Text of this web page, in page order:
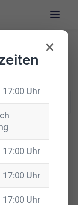
for. Perhaps
moderne
×
17:00 Uhr
17:00 Uhr
17:00 Uhr
17:00 Uhr